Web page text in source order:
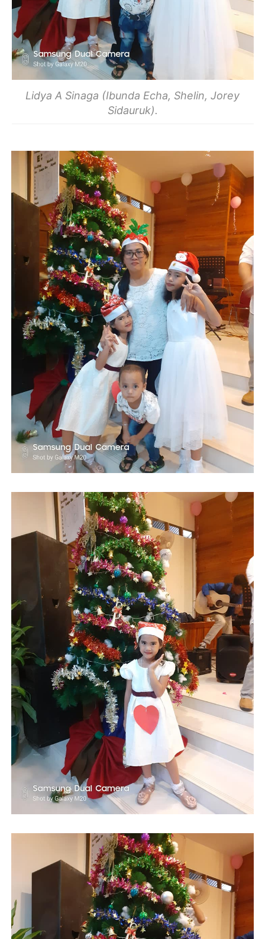
Lidya A Sinaga (Ibunda Echa, Shelin, Jorey
Sidauruk).